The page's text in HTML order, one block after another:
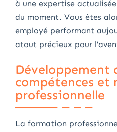
à une expertise
du moment. Vous êtes
employé performant
atout précieux pour
Développement
compétences et
professionnelle
La formation